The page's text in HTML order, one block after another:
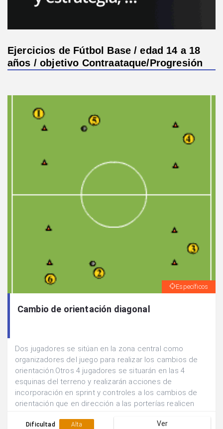
Ejercicios de Fútbol Base / edad 14 a 18
años / objetivo Contraataque/Progresión
Específicos
Cambio de orientación diagonal
Dos jugadores se sitúan en la zona central como
organizadores del juego para realizar los cambios de
orientación.Otros 4 jugadores se situarán en las 4
esquinas del terreno y realizarán acciones de
incorporación en sprint y controles a los cambios de
orientación que en dirección a las porterías realicen
corto de una banda y realiza un pase largo hacia la otra
Dificultad Alta Ver